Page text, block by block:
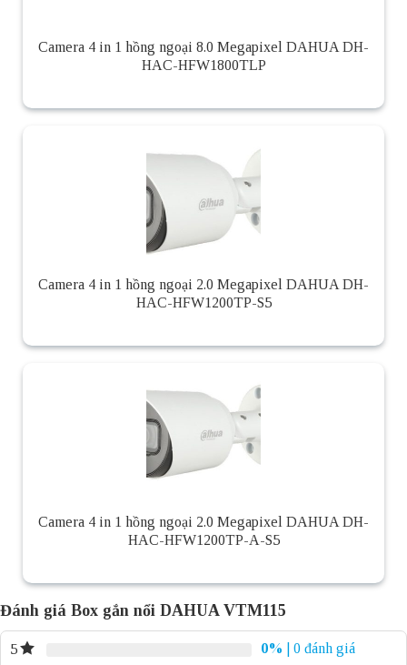
Camera 4 in 1 hồng ngoại 8.0 Megapixel DAHUA DH-
HAC-HFW1800TLP
Camera 4 in 1 hồng ngoại 2.0 Megapixel DAHUA DH-
HAC-HFW1200TP-S5
Camera 4 in 1 hồng ngoại 2.0 Megapixel DAHUA DH-
HAC-HFW1200TP-A-S5
Đánh giá Box gắn nổi DAHUA VTM115
5 0%
| 0 đánh giá